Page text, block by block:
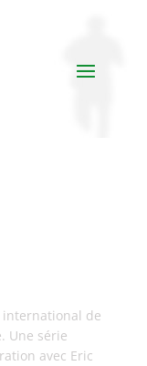
de la
international de
Une série
avec Eric